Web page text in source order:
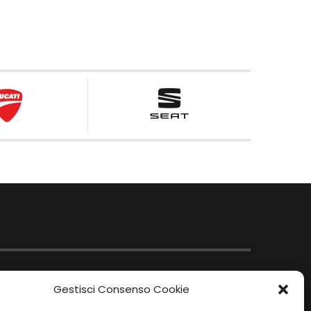
Gestisci Consenso Cookie